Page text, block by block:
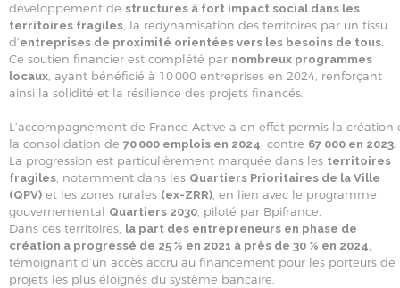
développement de structures à fort impact social dans les
territoires fragiles, la redynamisation des territoires par un tissu
d’entreprises de proximité orientées vers les besoins de tous.
Ce soutien financier est complété par nombreux programmes
locaux, ayant bénéficié à 10 000 entreprises en 2024, renforçant
ainsi la solidité et la résilience des projets financés.
L’accompagnement de France Active a en effet permis la création
la consolidation de 70 000 emplois en 2024, contre 67 000 en 2023.
La progression est particulièrement marquée dans les territoires
fragiles, notamment dans les Quartiers Prioritaires de la Ville
(QPV) et les zones rurales (ex-ZRR), en lien avec le programme
gouvernemental Quartiers 2030, piloté par Bpifrance.
Dans ces territoires, la part des entrepreneurs en phase de
création a progressé de 25 % en 2021 à près de 30 % en 2024,
témoignant d’un accès accru au financement pour les porteurs de
projets les plus éloignés du système bancaire.